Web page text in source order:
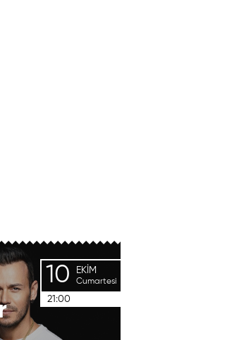
10 EKIM
Cumartesi
21:00